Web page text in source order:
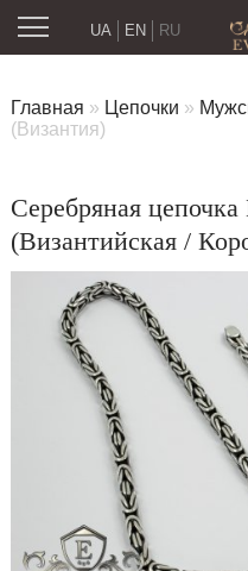
RU
UA EN
Главная » Цепочки »
(Византия)
Серебряная
(Византийская /